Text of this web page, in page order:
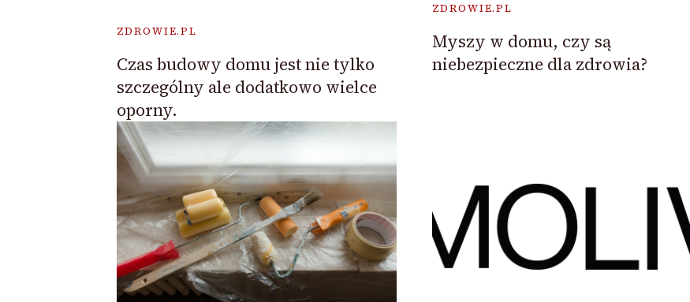
ZDROWIE.PL
Czas budowy domu jest nie tylko
szczególny ale dodatkowo wielce
oporny.
ZDROWIE.PL
Myszy w domu, czy są
niebezpieczne dla zdrowia?